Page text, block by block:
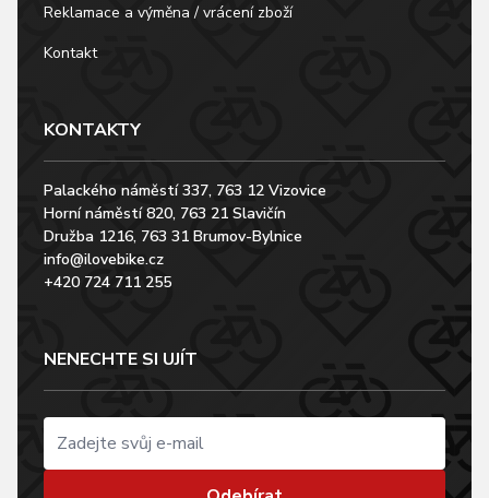
Reklamace a výměna / vrácení zboží
Kontakt
KONTAKTY
Palackého náměstí 337, 763 12 Vizovice
Horní náměstí 820, 763 21 Slavičín
Družba 1216, 763 31 Brumov-Bylnice
info@ilovebike.cz
+420 724 711 255
NENECHTE SI UJÍT